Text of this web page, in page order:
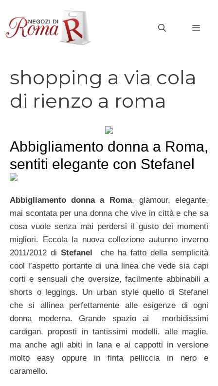
contenuto
shopping a via cola
di rienzo a roma
Abbigliamento donna a Roma,
sentiti elegante con Stefanel
Abbigliamento donna a Roma, glamour, elegante,
mai scontata per una donna che vive in città e che sa
cosa vuole senza mai perdersi il gusto dei momenti
migliori. Eccola la nuova collezione autunno inverno
2011/2012 diStefanel che ha fatto della semplicità
cool l’aspetto portante di una linea che vede sia capi
corti e sensuali che oversize, facilmente abbinabili a
shorts o leggings. Un urban style quello di Stefanel
che si allinea perfettamente alle esigenze di ogni
donna moderna. Grande spazio ai morbidissimi
cardigan, proposti in tantissimi modelli, alle maglie,
ma anche agli abiti in lana e ai cappotti in versione
molto easy oppure in finta pelliccia in nero e
caramello.